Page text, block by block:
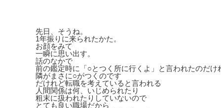
先日、そうね。
1年振りに来られたかた。
お顔をみて
一瞬に思い出す。
話のなかで
前の鑑定時に「○とつく所に行くよ」と言われたのだけ
隣がまさに○がつくのです
だけれど転職を考えていると言われる
人間関係は何、いじめられたり
粗末に扱われたりしていないので
とても良い職場だから